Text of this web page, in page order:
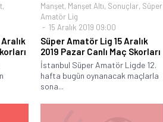
,
Manşet, Manşet Altı, Sonuçlar, Süper
Amatör Lig
15 Aralık 2019 09:00
Süper Amatör Lig 15 Aralık
2019 Pazar Canlı Maç Skorları
İstanbul Süper Amatör Ligde 12.
hafta bugün oynanacak maçlarla
sona...